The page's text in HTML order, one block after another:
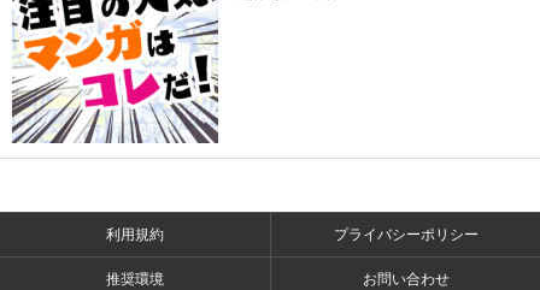
利用規約 プライバシーポリシー
推奨環境 お問い合わせ